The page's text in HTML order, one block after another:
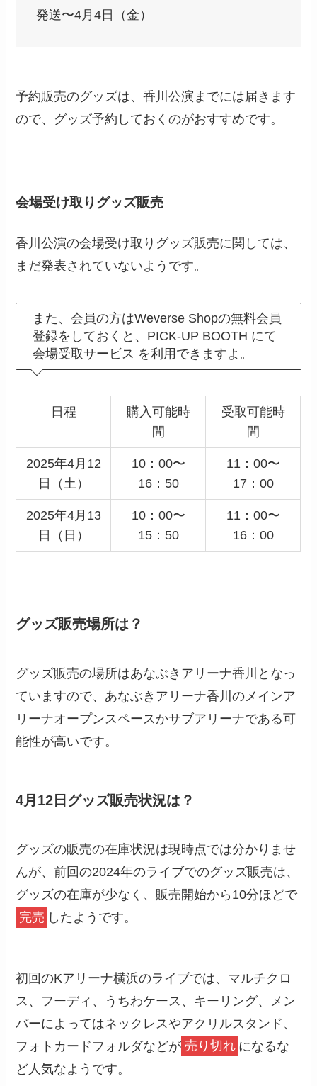
発送〜4月4日（金）
予約販売のグッズは、香川公演までには届きます
ので、グッズ予約しておくのがおすすめです。
会場受け取りグッズ販売
香川公演の会場受け取りグッズ販売に関しては、
まだ発表されていないようです。
また、会員の方はWeverse Shopの無料会員
登録をしておくと、PICK-UP BOOTH にて
会場受取サービス を利用できますよ。
日程
購入可能時
間
受取可能時
間
2025年4月12
日（土）
10：00〜
16：50
11：00〜
17：00
2025年4月13
日（日）
10：00〜
15：50
11：00〜
16：00
グッズ販売場所は？
グッズ販売の場所はあなぶきアリーナ香川となっ
ていますので、あなぶきアリーナ香川のメインア
リーナオープンスペースかサブアリーナである可
能性が高いです。
4月12日グッズ販売状況は？
グッズの販売の在庫状況は現時点では分かりませ
んが、前回の2024年のライブでのグッズ販売は、
グッズの在庫が少なく、販売開始から10分ほどで
完売 したようです。
初回のKアリーナ横浜のライブでは、マルチクロ
ス、フーディ、うちわケース、キーリング、メン
バーによってはネックレスやアクリルスタンド、
フォトカードフォルダなどが 売り切れ になるな
ど人気なようです。